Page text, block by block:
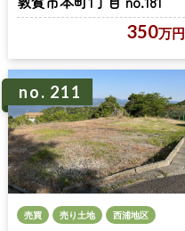
350万円
no. 211
売買 売り土地 西浦地区